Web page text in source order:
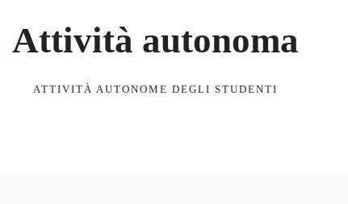
Attività autonoma
ATTIVITÀ AUTONOME DEGLI STUDENTI